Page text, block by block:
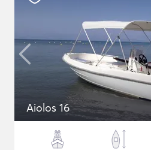
Aiolos 16